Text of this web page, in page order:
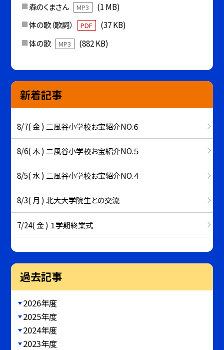
森のくまさん
MP3
(1 MB)
体の歌（歌詞）
PDF
(37 KB)
体の歌
MP3 (882 KB)
新着記事
8/7( 金 ) 二風谷小学校お宝紹介NO.６
8/6( 木 ) 二風谷小学校お宝紹介NO.５
8/5( 水 ) 二風谷小学校お宝紹介NO.４
8/3( 月 ) 北大大学院生との交流
7/24( 金 ) １学期終業式
過去記事
2026年度
2025年度
2024年度
2023年度